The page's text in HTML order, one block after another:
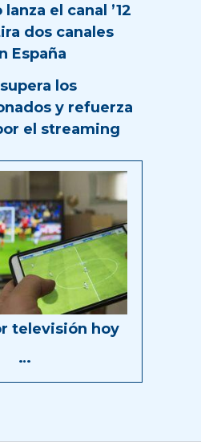
el canal ’12
dos canales
España
los
y refuerza
el streaming
televisión hoy
…